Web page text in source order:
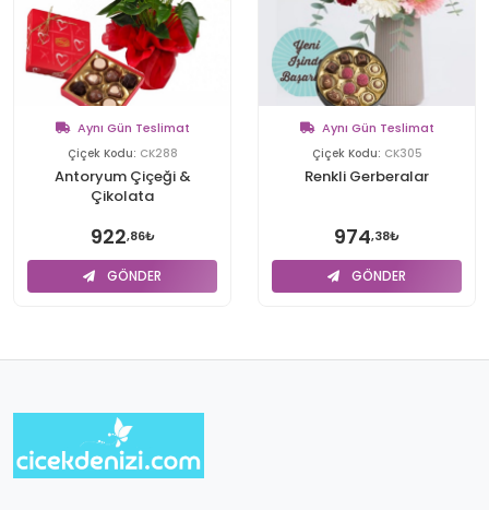
Aynı Gün Teslimat
Çiçek Kodu: CK288
Antoryum Çiçeği &
Çikolata
922,86₺
GÖNDER
Aynı Gün Teslimat
Çiçek Kodu: CK305
Renkli Gerberalar
974,38₺
GÖNDER